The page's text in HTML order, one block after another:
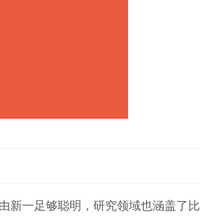
新一足够聪明，研究领域也涵盖了比